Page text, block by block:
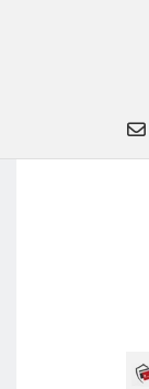
Only One
Tocuri si huse
Hamuri si Centuri
Accesorii genti
Camere video